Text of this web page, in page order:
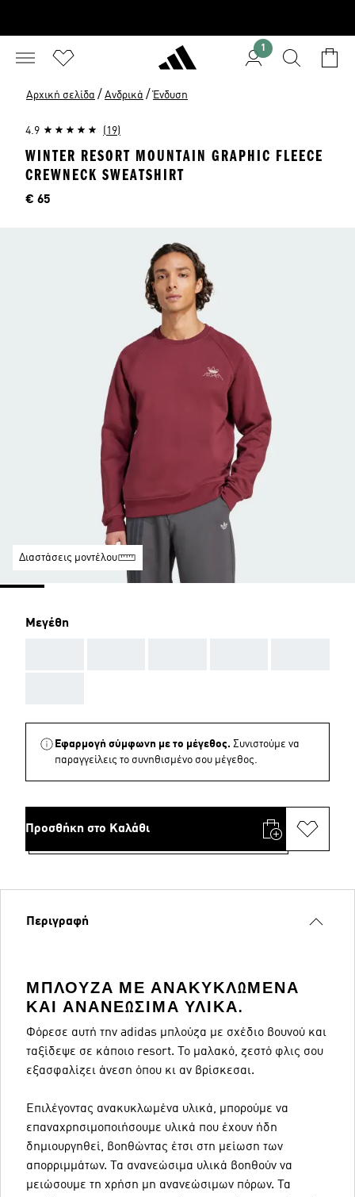
1
Αρχική σελίδα / Ανδρικά / Ένδυση
4.9 (19)
WINTER RESORT MOUNTAIN GRAPHIC FLEECE
CREWNECK SWEATSHIRT
Τιμή
€ 65
Διαστάσεις μοντέλου
Μεγέθη
Εφαρμογή σύμφωνη με το μέγεθος. Συνιστούμε να
παραγγείλεις το συνηθισμένο σου μέγεθος.
Προσθήκη στο Καλάθι
Περιγραφή
ΜΠΛΟΎΖΑ ΜΕ ΑΝΑΚΥΚΛΩΜΈΝΑ
ΚΑΙ ΑΝΑΝΕΏΣΙΜΑ ΥΛΙΚΆ.
Φόρεσε αυτή την adidas μπλούζα με σχέδιο βουνού και
ταξίδεψε σε κάποιο resort. Το μαλακό, ζεστό φλις σου
εξασφαλίζει άνεση όπου κι αν βρίσκεσαι.
Επιλέγοντας ανακυκλωμένα υλικά, μπορούμε να
επαναχρησιμοποιήσουμε υλικά που έχουν ήδη
δημιουργηθεί, βοηθώντας έτσι στη μείωση των
απορριμμάτων. Τα ανανεώσιμα υλικά βοηθούν να
μειώσουμε τη χρήση μη ανανεώσιμων πόρων. Τα